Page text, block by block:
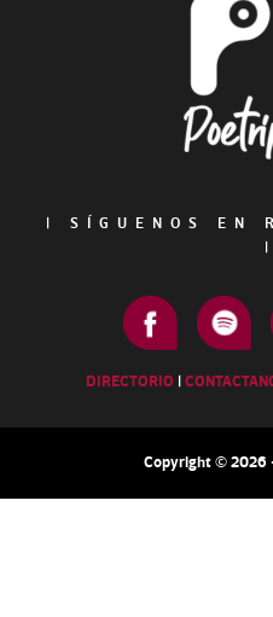
|
SÍGUENOS EN
|
DIRECTORIO |
Copyright © 2026